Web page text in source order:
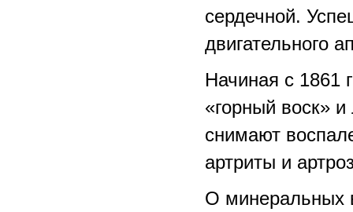
сердечной.
двигательного
Начиная с 1861
«горный воск»
снимают
артриты и
О минеральных